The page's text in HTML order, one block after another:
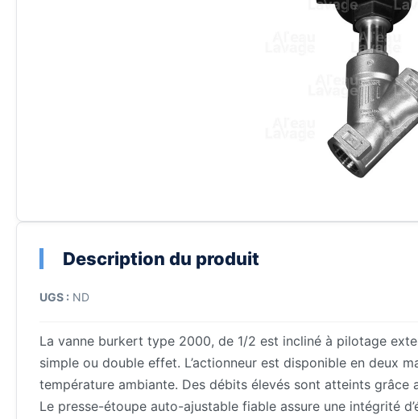
Description du produit
UGS : ND
La vanne burkert type 2000, de 1/2 est incliné à pilotage
simple ou double effet. L’actionneur est disponible en deux
température ambiante. Des débits élevés sont atteints grâce
Le presse-étoupe auto-ajustable fiable assure une intégrité